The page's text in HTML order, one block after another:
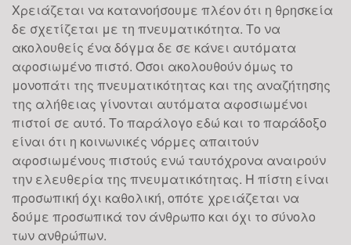
Χρειάζεται να κατανοήσουμε πλέον ότι η θρησκεία
δε σχετίζεται με τη πνευματικότητα. Το να
ακολουθείς ένα δόγμα δε σε κάνει αυτόματα
αφοσιωμένο πιστό. Όσοι ακολουθούν όμως το
μονοπάτι της πνευματικότητας και της αναζήτησης
της αλήθειας γίνονται αυτόματα αφοσιωμένοι
πιστοί σε αυτό. Το παράλογο εδώ και το παράδοξο
είναι ότι η κοινωνικές νόρμες απαιτούν
αφοσιωμένους πιστούς ενώ ταυτόχρονα αναιρούν
την ελευθερία της πνευματικότητας. Η πίστη είναι
προσωπική όχι καθολική, οπότε χρειάζεται να
δούμε προσωπικά τον άνθρωπο και όχι το σύνολο
των ανθρώπων.